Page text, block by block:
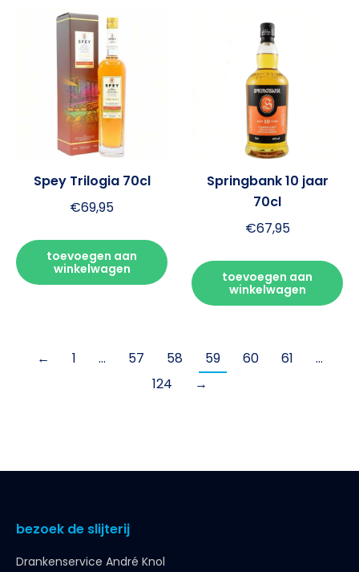
Spey Trilogia 70cl
€69,95
toevoegen aan
winkelwagen
Springbank 10 jaar
70cl
€67,95
toevoegen aan
winkelwagen
← 1 … 57 58 59 60 61
…
124
→
bezoek de slijterij
Drankenservice André Knol